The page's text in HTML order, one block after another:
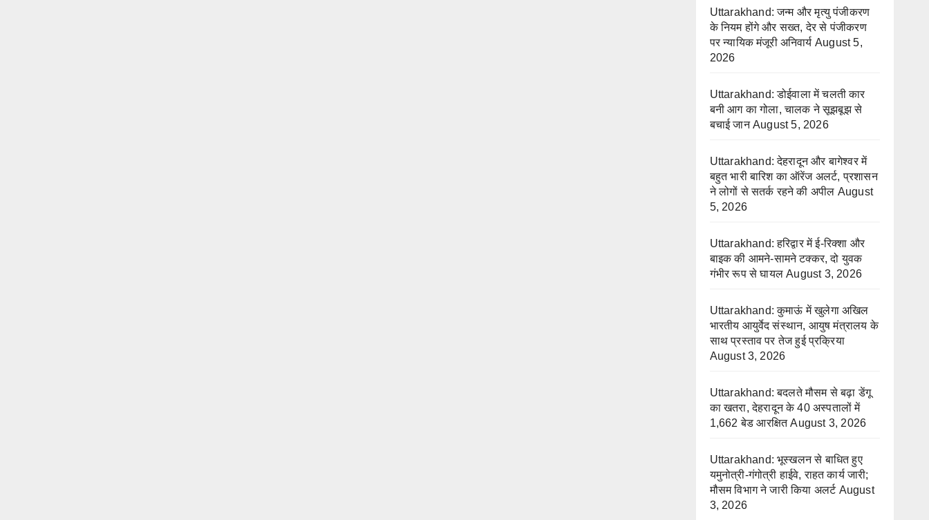
Uttarakhand: जन्म और मृत्यु पंजीकरण
के नियम होंगे और सख्त, देर से पंजीकरण
पर न्यायिक मंजूरी अनिवार्य August 5,
2026
Uttarakhand: डोईवाला में चलती कार
बनी आग का गोला, चालक ने सूझबूझ से
बचाई जान August 5, 2026
Uttarakhand: देहरादून और बागेश्वर में
बहुत भारी बारिश का ऑरेंज अलर्ट, प्रशासन
ने लोगों से सतर्क रहने की अपील August
5, 2026
Uttarakhand: हरिद्वार में ई-रिक्शा और
बाइक की आमने-सामने टक्कर, दो युवक
गंभीर रूप से घायल August 3, 2026
Uttarakhand: कुमाऊं में खुलेगा अखिल
भारतीय आयुर्वेद संस्थान, आयुष मंत्रालय के
साथ प्रस्ताव पर तेज हुई प्रक्रिया
August 3, 2026
Uttarakhand: बदलते मौसम से बढ़ा डेंगू
का खतरा, देहरादून के 40 अस्पतालों में
1,662 बेड आरक्षित August 3, 2026
Uttarakhand: भूस्खलन से बाधित हुए
यमुनोत्री-गंगोत्री हाईवे, राहत कार्य जारी;
मौसम विभाग ने जारी किया अलर्ट August
3, 2026